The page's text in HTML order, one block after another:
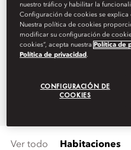
moderna
hotel combina
servicio
es el retiro
Ver todo Habitaciones
nuestro tráfico y habilitar la
Configuración de cookies se explica
Nuestra política de cookies
modificar su configuración de
cookies”, acepta nuestra Política de
Política de privacidad .
CONFIGURACIÓN DE
COOKIES